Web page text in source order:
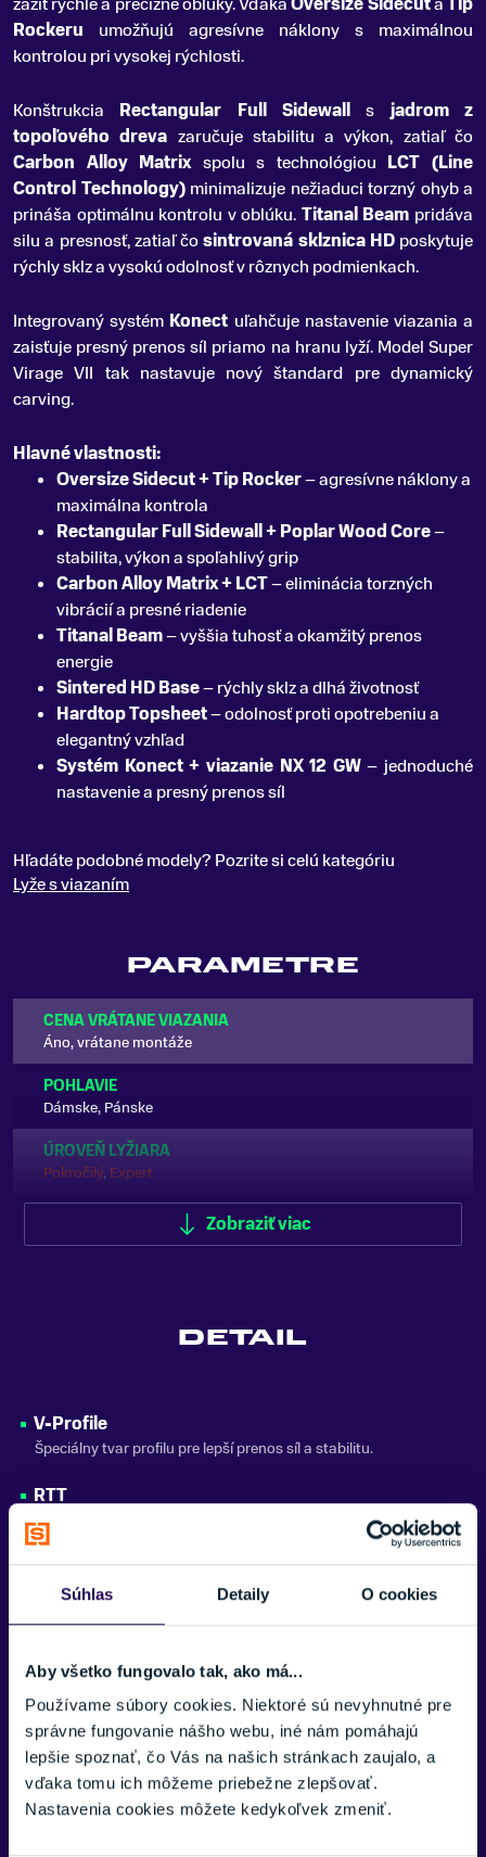
Súhlas Detaily O cookies
Aby všetko fungovalo tak, ako má...
Používame súbory cookies. Niektoré sú nevyhnutné pre
správne fungovanie nášho webu, iné nám pomáhajú
lepšie spoznať, čo Vás na našich stránkach zaujalo, a
vďaka tomu ich môžeme priebežne zlepšovať.
Nastavenia cookies môžete kedykoľvek zmeniť.
Rockeru umožňujú agresívne náklony s maximálnou
kontrolou pri vysokej rýchlosti.
Konštrukcia Rectangular Full Sidewall sjadrom z
topoľového dreva zaručuje stabilitu a výkon, zatiaľ čo
Carbon Alloy Matrixspolu s technológiou LCT (Line
Control Technology)minimalizuje nežiaduci torzný ohyb a
prináša optimálnu kontrolu v oblúku. Titanal Beam pridáva
silu a presnosť, zatiaľ čosintrovaná sklznica HDposkytuje
rýchly sklz a vysokú odolnosť v rôznych podmienkach.
Integrovaný systém Konect uľahčuje nastavenie viazania a
zaisťuje presný prenos síl priamo na hranu lyží. Model Super
Virage VII tak nastavuje nový štandard pre dynamický
carving.
Hlavné vlastnosti:
Oversize Sidecut + Tip Rocker– agresívne náklony a
maximálna kontrola
Rectangular Full Sidewall + Poplar Wood Core–
stabilita, výkon a spoľahlivý grip
Carbon Alloy Matrix + LCT– eliminácia torzných
vibrácií a presné riadenie
Titanal Beam– vyššia tuhosť a okamžitý prenos
energie
Sintered HD Base– rýchly sklz a dlhá životnosť
Hardtop Topsheet– odolnosť proti opotrebeniu a
elegantný vzhľad
Systém Konect + viazanie NX 12 GW– jednoduché
nastavenie a presný prenos síl
Hľadáte podobné modely? Pozrite si celú kategóriu
Lyže s viazaním
PARAMETRE
CENA VRÁTANE VIAZANIA
Áno, vrátane montáže
POHLAVIE
Dámske, Pánske
ÚROVEŇ LYŽIARA
Pokročilý, Expert
TYP OBLÚKU/RÁDIU
TYP LYŽE
Zjazdové
Drevené
ŠÍRKA LYŽÍ POD VIAZANÍM
78 mm
FARBA
Červená
PROFIL LYŽE
Rocker na špičke
SEZÓNA
25/26
KONŠTRUKCIA LYŽE
Zobraziť viac
DETAIL
V-Profile
Špeciálny tvar profilu pre lepší prenos síl a stabilitu.
RTT
Technológia pre zvýšenú presnosť a reakciu lyží.
Poplar PEFC Wood Core
Jadro z topoľa s certifikátom PEFC pre optimálnu rovnováhu
Titanal Beam Cam
Titanalová výstuž nad jadrom pre pevnosť, stabilitu a presný
prenos energie.
Rectangular Full Sidewall
Plné obdĺžnikové bočnice pre spoľahlivý grip a dlhú životnosť.